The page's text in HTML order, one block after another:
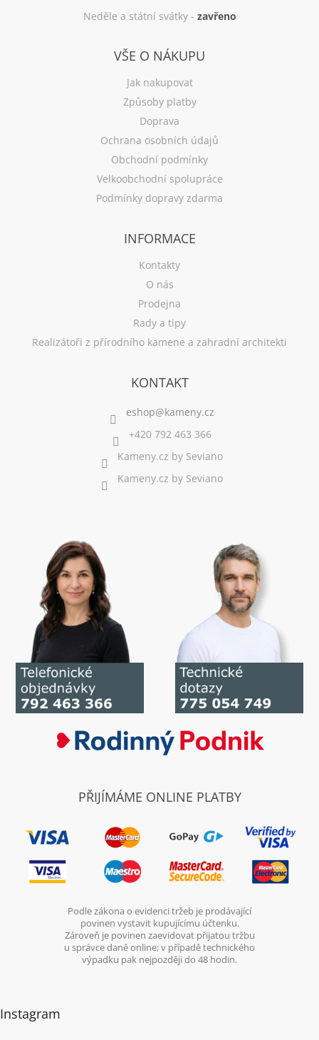
Neděle a státní svátky - zavřeno
VŠE O NÁKUPU
Jak nakupovat
Způsoby platby
Doprava
Ochrana osobních údajů
Obchodní podmínky
Velkoobchodní spolupráce
Podmínky dopravy zdarma
INFORMACE
Kontakty
O nás
Prodejna
Rady a tipy
Realizátoři z přírodního kamene a zahradní architekti
KONTAKT
+420 792 463 366
Kameny.cz by Seviano
Kameny.cz by Seviano
PŘIJÍMÁME ONLINE PLATBY
Podle zákona o evidenci tržeb je prodávající
povinen vystavit kupujícímu účtenku.
Zároveň je povinen zaevidovat přijatou tržbu
u správce daně online; v případě technického
výpadku pak nejpozději do 48 hodin.
Instagram